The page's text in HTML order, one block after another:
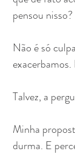
pensou nisso?
Não é só
Talvez, a
Minha
durma. E